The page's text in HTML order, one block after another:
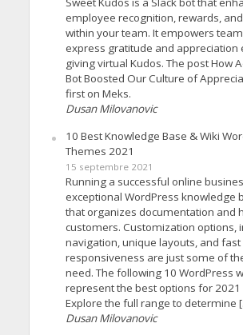
employee recognition, rewards,
within your team. It empowers
express gratitude and appreciation
giving virtual Kudos. The post How
Bot Boosted Our Culture of
first on Meks.
Dusan Milovanovic
10 Best Knowledge Base & Wiki
Themes 2021
15 septembre 2021
Running a successful online
exceptional WordPress knowledge
that organizes documentation and
customers. Customization options,
navigation, unique layouts, and fast
responsiveness are just some of
need. The following 10 WordPress
represent the best options for 2021
Explore the full range to determine
Dusan Milovanovic